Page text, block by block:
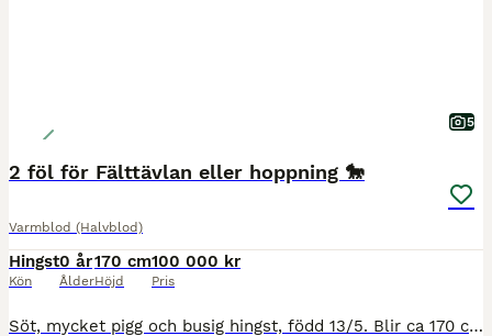
5
2 föl för Fälttävlan eller hoppning 🐎
Varmblod (Halvblod)
Hingst
Kön
0 år
Ålder
170 cm
Höjd
100 000 kr
Pris
Söt, mycket pigg och busig hingst, född 13/5. Blir ca 170 cm i mkh Mamma Haluna e Contendro I - heraldik xx är mycket nära besläktad (samma pappa och morfar) som bl.a. fälttävlans OS-hästarna Cato